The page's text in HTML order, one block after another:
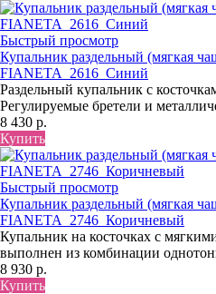
Быстрый просмотр
Купальник раздельный (мягкая
FIANETA_2616_Синий
Раздельный купальник с
Регулируемые бретели и
8 430 р.
Купить
Быстрый просмотр
Купальник раздельный (мягкая
FIANETA_2746_Коричневый
Купальник на косточках с
выполнен из комбинации
8 930 р.
Купить